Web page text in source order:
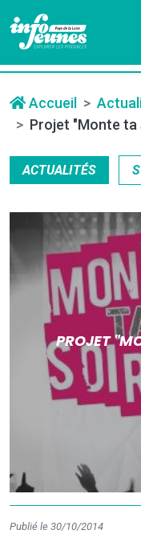
Accueil
Projet "Monte ta
ACTUALITÉS
PROJET
Publié le 30/10/2014